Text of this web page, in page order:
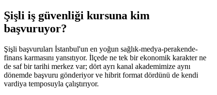
Şişli iş güvenliği kursuna kim
başvuruyor?
Şişli başvuruları İstanbul'un en yoğun sağlık-medya-perakende-
finans karmasını yansıtıyor. İlçede ne tek bir ekonomik karakter ne
de saf bir tarihi merkez var; dört ayrı kanal akademimize aynı
dönemde başvuru gönderiyor ve hibrit format dördünü de kendi
vardiya temposuyla çalıştırıyor.